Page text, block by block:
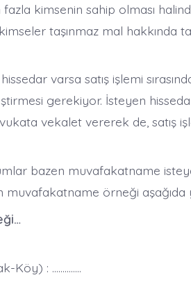
kimsenin sahip olması
taşınmaz mal hakkında
varsa satış işlemi
gerekiyor. İsteyen
vekalet vererek de, satış
bazen muvafakatname
muvafakatname örneği aşağıda
Köy) : …………..